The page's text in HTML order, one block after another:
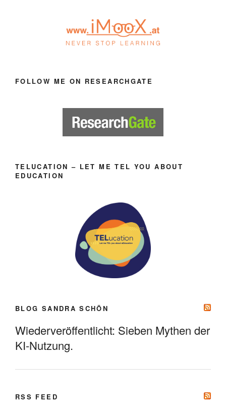
FOLLOW ME ON RESEARCHGATE
TELUCATION – LET ME TEL YOU ABOUT
EDUCATION
BLOG SANDRA SCHÖN
Wiederveröffentlicht: Sieben Mythen der
KI-Nutzung.
RSS FEED